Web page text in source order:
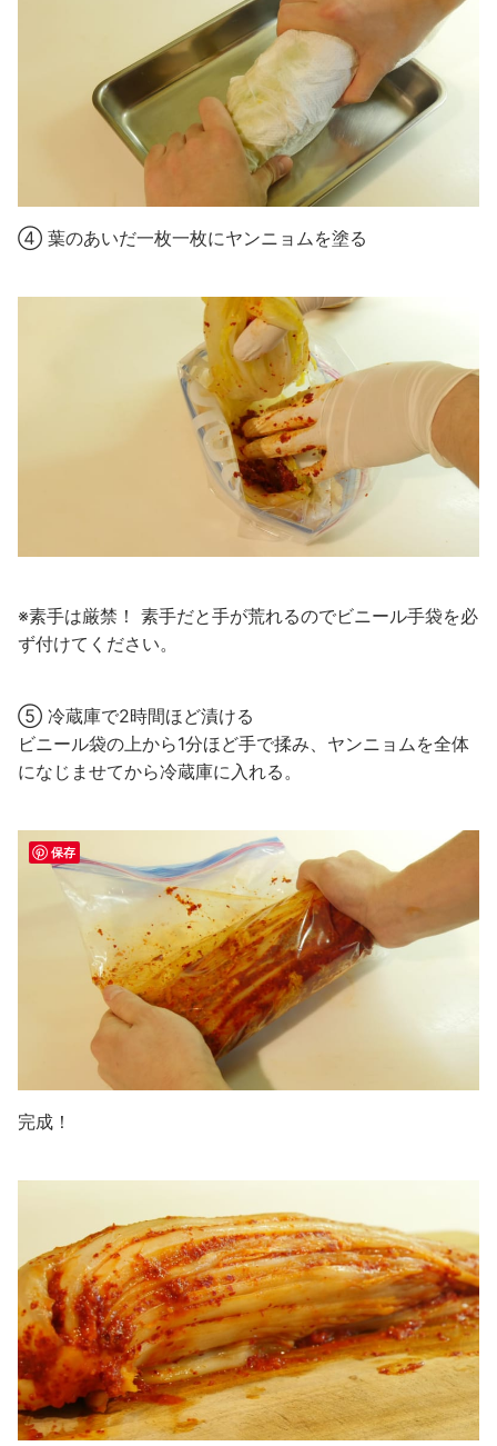
④ 葉のあいだ一枚一枚にヤンニョムを塗る
※素手は厳禁！ 素手だと手が荒れるのでビニール手袋を必
ず付けてください。
⑤ 冷蔵庫で2時間ほど漬ける
ビニール袋の上から1分ほど手で揉み、ヤンニョムを全体
になじませてから冷蔵庫に入れる。
完成！
保存